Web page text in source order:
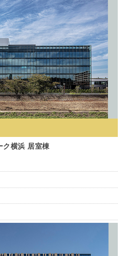
ク横浜 居室棟